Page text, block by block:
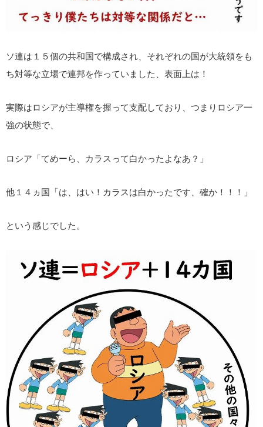
ソ連は１５個の共和国で構成され、それぞれの国が大統領をも
ち対等な立場で連邦を作っていました、表面上は！
実際はロシアが主導権を握って支配しており、つまりロシア一
強の状態で、
ロシア「てめーら、カラスって白かったよなあ？」
他１４ヵ国「は、はい！カラスは白かったです、確か！！！」
という感じでした。